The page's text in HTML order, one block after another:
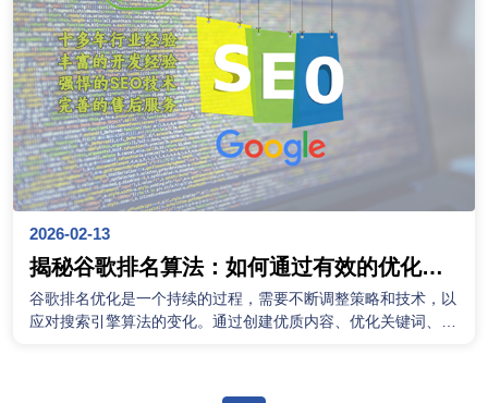
2026-02-13
揭秘谷歌排名算法：如何通过有效的优化技
巧提升搜索引擎排名
谷歌排名优化是一个持续的过程，需要不断调整策略和技术，以
应对搜索引擎算法的变化。通过创建优质内容、优化关键词、提